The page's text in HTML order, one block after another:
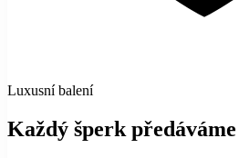
Luxusní balení
Každý šperk